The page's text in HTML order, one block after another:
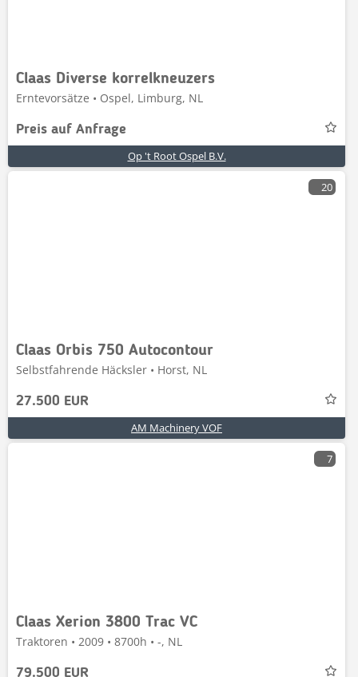
Claas Diverse korrelkneuzers
Erntevorsätze • Ospel, Limburg, NL
Preis auf Anfrage
Op 't Root Ospel B.V.
20
Claas Orbis 750 Autocontour
Selbstfahrende Häcksler • Horst, NL
27.500 EUR
AM Machinery VOF
7
Claas Xerion 3800 Trac VC
Traktoren • 2009 • 8700h • -, NL
79.500 EUR